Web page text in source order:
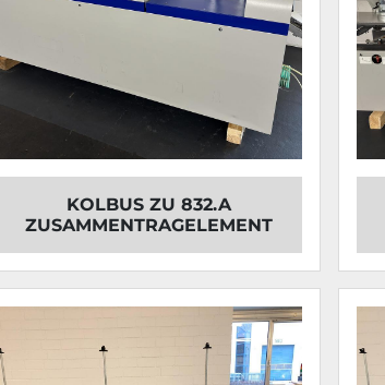
KOLBUS ZU 832.A
ZUSAMMENTRAGELEMENT